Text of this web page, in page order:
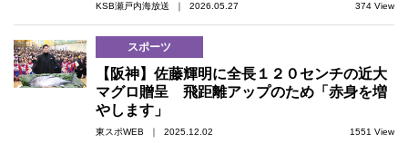
KSB瀬戸内海放送 ｜ 2026.05.27 374 View
スポーツ
【阪神】佐藤輝明に全長１２０センチの近大
マグロ贈呈 飛距離アップのため「赤身を増
やします」
東スポWEB ｜ 2025.12.02 1551 View